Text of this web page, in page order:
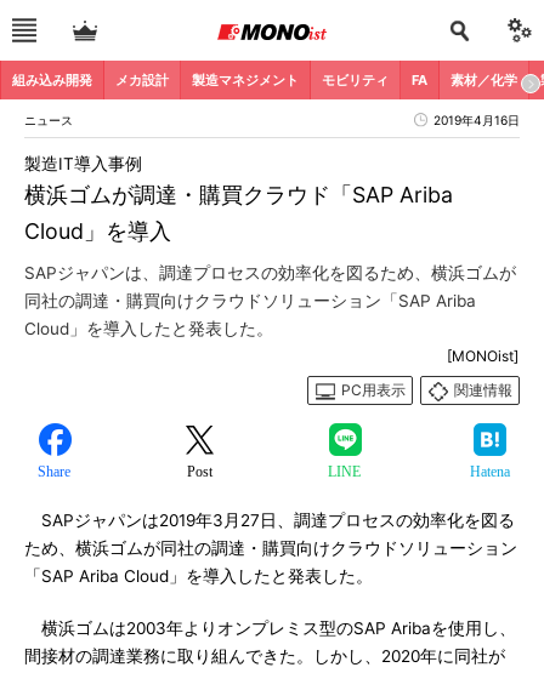
組み込み開発 メカ設計 製造マネジメント モビリティ FA 素材／化学
ニュース 2019年4月16日
横浜ゴムが調達・購買クラウド「SAP Ariba
Cloud」を導入
製造IT導入事例
SAPジャパンは、調達プロセスの効率化を図るため、横浜ゴムが
同社の調達・購買向けクラウドソリューション「SAP Ariba
Cloud」を導入したと発表した。
[MONOist]
PC用表示
関連情報
Share Post LINE Hatena
SAPジャパンは2019年3月27日、調達プロセスの効率化を図る
ため、横浜ゴムが同社の調達・購買向けクラウドソリューション
「SAP Ariba Cloud」を導入したと発表した。
横浜ゴムは2003年よりオンプレミス型のSAP Aribaを使用し、
間接材の調達業務に取り組んできた。しかし、2020年に同社が